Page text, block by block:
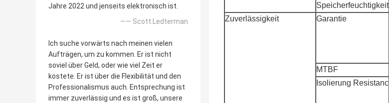
Jahre 2022 und jenseits elektronisch ist.
—— Scott.Ledterman
Ich suche vorwärts nach meinen vielen
Aufträgen, um zu kommen. Er ist nicht
soviel über Geld, oder wie viel Zeit er
kostete. Er ist über die Flexibilität und den
Professionalismus auch. Entsprechung ist
immer zuverlässig und es ist groß, unsere
Speicherfeuchtigkeit
Zuverlässigkeit
Garantie
MTBF
Isolierung Resistanc